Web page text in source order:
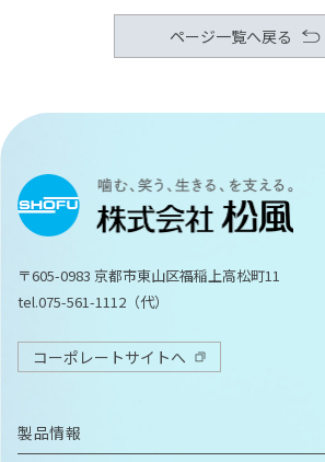
ページ一覧へ戻る
〒605-0983 京都市東山区福稲上高松町11
tel.075-561-1112（代）
コーポレートサイトへ
製品情報